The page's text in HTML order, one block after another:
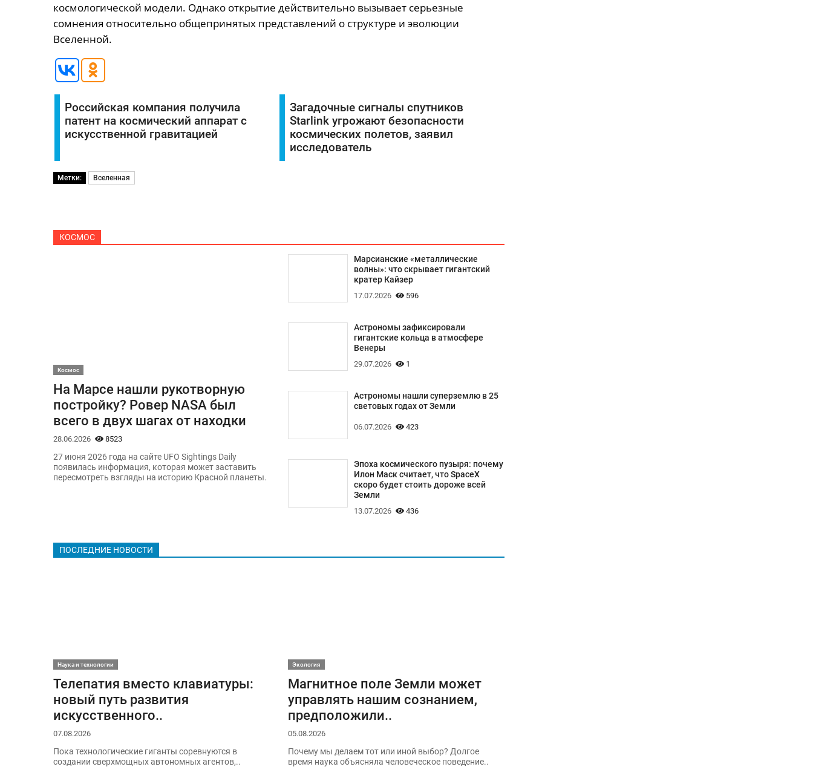
космологической модели. Однако открытие действительно вызывает серьезные
сомнения относительно общепринятых представлений о структуре и эволюции
Вселенной.
Российская компания получила
патент на космический аппарат с
искусственной гравитацией
Загадочные сигналы спутников
Starlink угрожают безопасности
космических полетов, заявил
исследователь
Метки: Вселенная
КОСМОС
Космос
На Марсе нашли рукотворную
постройку? Ровер NASA был
всего в двух шагах от находки
28.06.2026 8523
27 июня 2026 года на сайте UFO Sightings Daily
появилась информация, которая может заставить
пересмотреть взгляды на историю Красной планеты.
Марсианские «металлические
волны»: что скрывает гигантский
кратер Кайзер
17.07.2026 596
Астрономы зафиксировали
гигантские кольца в атмосфере
Венеры
29.07.2026 1
Астрономы нашли суперземлю в 25
световых годах от Земли
06.07.2026 423
Эпоха космического пузыря: почему
Илон Маск считает, что SpaceX
скоро будет стоить дороже всей
Земли
13.07.2026 436
ПОСЛЕДНИЕ НОВОСТИ
Наука и технологии
Телепатия вместо клавиатуры:
новый путь развития
искусственного..
07.08.2026
Пока технологические гиганты соревнуются в
создании сверхмощных автономных агентов,..
Экология
Магнитное поле Земли может
управлять нашим сознанием,
предположили..
05.08.2026
Почему мы делаем тот или иной выбор? Долгое
время наука объясняла человеческое поведение..